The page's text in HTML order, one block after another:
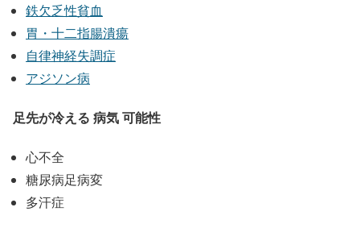
鉄欠乏性貧血
胃・十二指腸潰瘍
自律神経失調症
アジソン病
足先が冷える 病気 可能性
心不全
糖尿病足病変
多汗症